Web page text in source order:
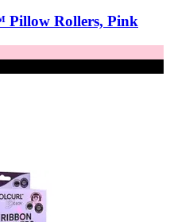
Rollers, Pink